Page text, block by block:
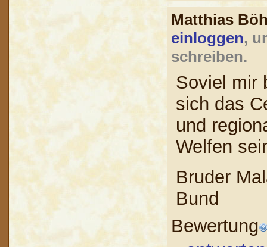
Matthias
einloggen,
schreiben.
Soviel mir
sich das
und
Welfen
Bruder
Bund
Bewertung